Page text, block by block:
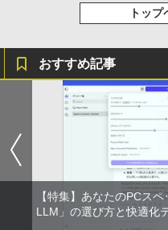
トッ
おすすめ記事
【特集】あなたのPCス
LLM」の選び方と快適化